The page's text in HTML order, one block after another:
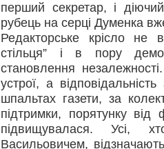
перший секретар, і
рубець на серці Думенка
Редакторське крісло не
стільця” і в пору
становлення
устрої, а
шпальтах газети, за
підтримки, порятунку від
підвищувалася. Усі,
Васильовичем,